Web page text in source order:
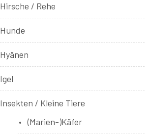
Hirsche / Rehe
Hunde
Hyänen
Igel
Insekten / Kleine Tiere
(Marien-)Käfer